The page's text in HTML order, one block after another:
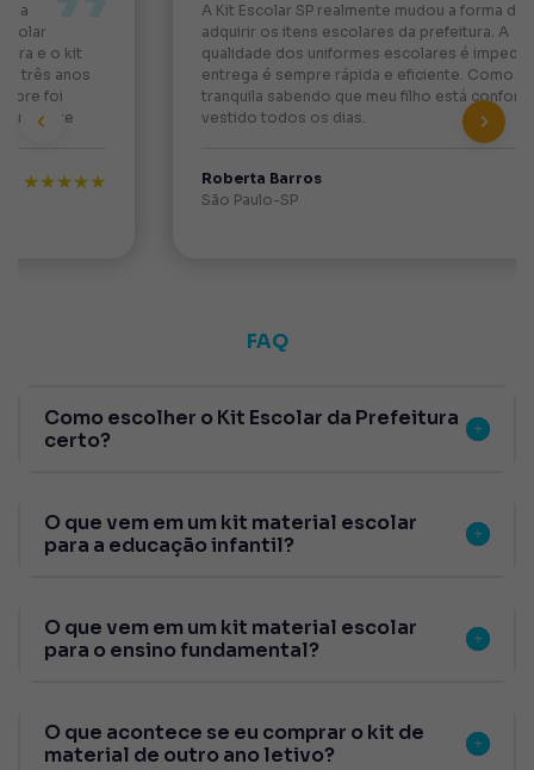
Previous
A Kit Escolar SP realmente mudou a forma de
adquirir os itens escolares da prefeitura. A
qualidade dos uniformes escolares é impecável, e a
entrega é sempre rápida e eficiente. Como mãe, fico
tranquila sabendo que meu filho está confortável e bem
vestido todos os dias.
Roberta Barros
FAQ
Como escolher o Kit Escolar da Prefeitura
certo?
O que vem em um kit material escolar
para a educação infantil?
O que vem em um kit material escolar
para o ensino fundamental?
O que acontece se eu comprar o kit de
material de outro ano letivo?